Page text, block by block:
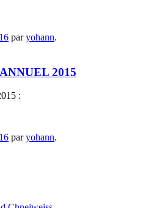
paryohann.
2015
:
paryohann.